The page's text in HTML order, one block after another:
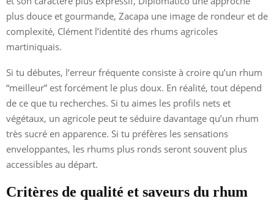
plus douce et gourmande, Zacapa une image de rondeur et de
complexité, Clément l’identité des rhums agricoles
martiniquais.
Si tu débutes, l’erreur fréquente consiste à croire qu’un rhum
“meilleur” est forcément le plus doux. En réalité, tout dépend
de ce que tu recherches. Si tu aimes les profils nets et
végétaux, un agricole peut te séduire davantage qu’un rhum
très sucré en apparence. Si tu préfères les sensations
enveloppantes, les rhums plus ronds seront souvent plus
accessibles au départ.
Critères de qualité et saveurs du rhum